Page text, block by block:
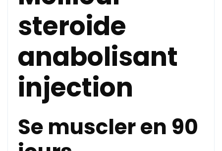
steroide
anabolisant
injection
Se muscler en 90